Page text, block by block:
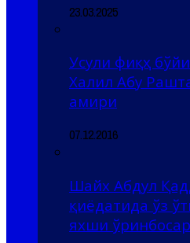
23.03.2025
Усули фиқҳ
Халил Абу
амири
07.12.2016
Шайх Абдул
қиёдатида ўз
яхши